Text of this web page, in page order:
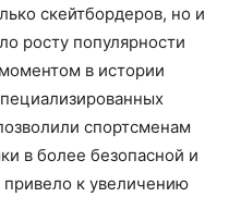
скейтбордеров, но и
росту популярности
в истории
спортсменам
в более безопасной и
к увеличению